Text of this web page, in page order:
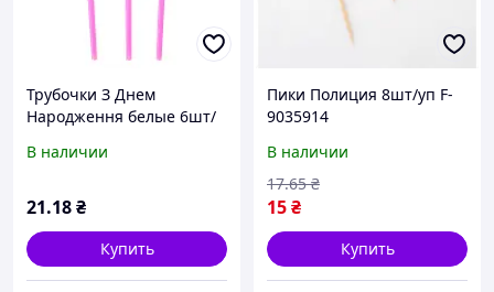
Трубочки З Днем
Народження белые 6шт/
В наличии
21.18₴
Купить
Пики Полиция 8шт/уп F-
9035914
В наличии
15₴
17.65 ₴
Купить